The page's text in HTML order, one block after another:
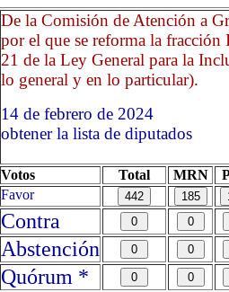
De la Comisión de Atención a
por el que se reforma la
21 de la Ley General para la
lo general y en lo particular).
14 de febrero de 2024
obtener la lista de diputados
Votos Total MRN
Favor
Contra
Abstención
Quórum *